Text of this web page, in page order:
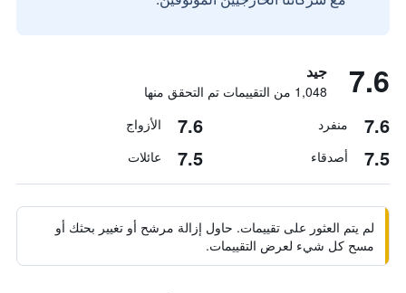
7.6 جيد
1,048 من التقييمات تم التحقق منها
7.6 منفرد 7.6 الأزواج
7.5 أصدقاء 7.5 عائلات
لم يتم العثور على تقييمات. حاول إزالة مرشح أو تغيير بحثك أو
مسح كل شيء لعرض التقييمات.